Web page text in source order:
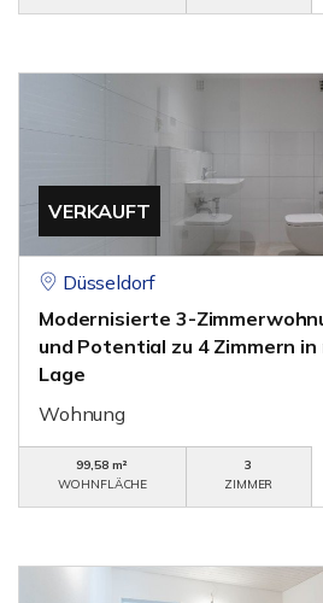
VERKAUFT
Düsseldorf
Modernisierte 3-
und Potential zu 4 Zimmern
Lage
Wohnung
99,58 m²
WOHNFLÄCHE
3
ZIMMER